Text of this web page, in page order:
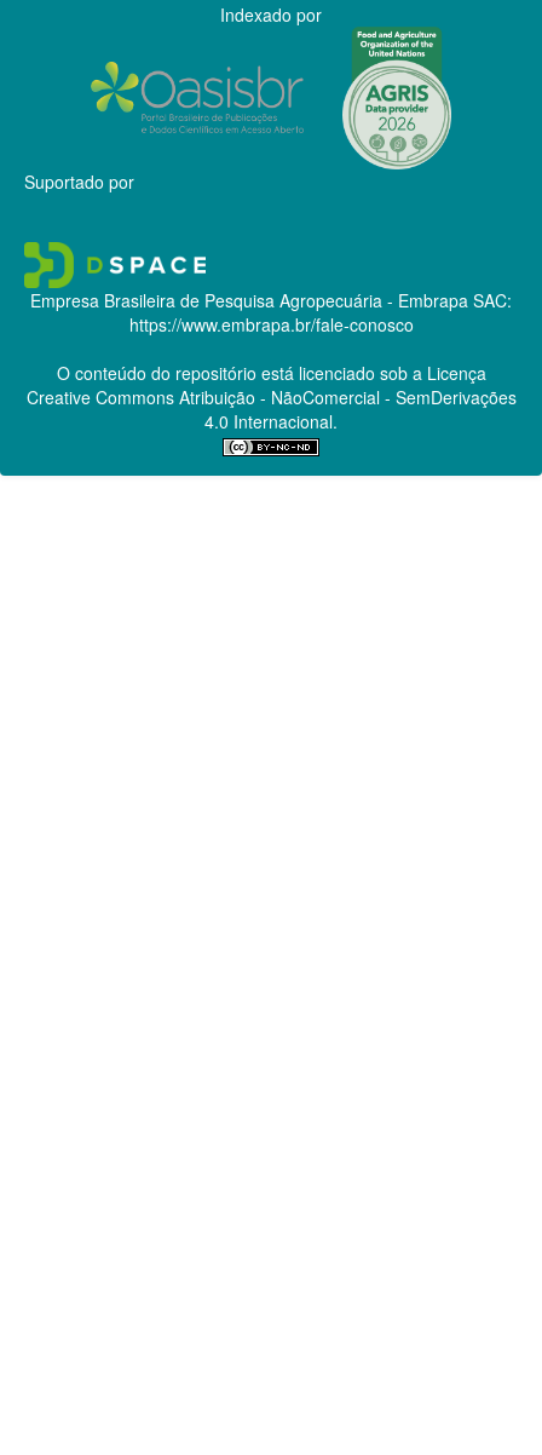
Indexado por
Suportado por
Empresa Brasileira de Pesquisa Agropecuária - Embrapa SAC:
https://www.embrapa.br/fale-conosco
O conteúdo do repositório está licenciado sob a Licença
Creative CommonsAtribuição - NãoComercial - SemDerivações
4.0 Internacional.